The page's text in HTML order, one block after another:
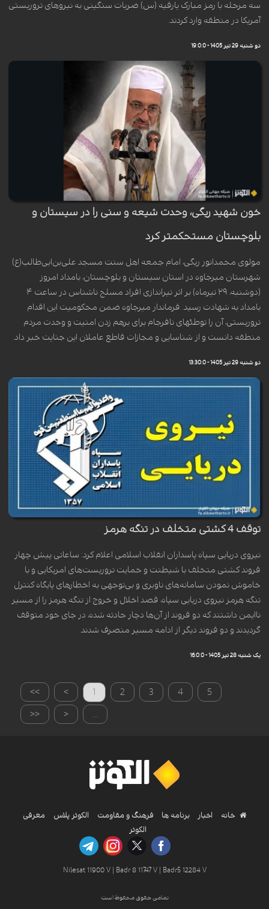
سه مرحله با رمز مبارک یارقیه (س) ضربات سنگینی به نیروهای تروریستی
آمریکا در منطقه وارد کردند.
دو شنبه 29 تیر 1405 - 19:0:0
خون شهید ریگی، وحدت شیعه و سنی را در سیستان و
بلوچستان مستحکمتر کرد
مولوی محمدانور ریگی، امام جمعه اهل سنت مسجد علی‌بن‌ابی‌طالب(ع)
شهرستان میرجاوه در استان سیستان و بلوچستان، بامداد امروز
(دوشنبه، ۲۹ تیرماه) بر اثر تیراندازی افراد مسلح ناشناس در ساعت ۴
بامداد به شهادت رسید. فرماندار میرجاوه ضمن محکومیت این اقدام
تروریستی، آن را توطئهای نافرجام برای برهم زدن امنیت و وحدت مردم
منطقه دانست و از شناسایی و مجازات قاطع عاملان این جنایت خبر داد.
دو شنبه 29 تیر 1405 - 13:30:0
توقف 4 کشتی متخلف در تنگه هرمز
نیروی دریایی سپاه پاسداران انقلاب‌ اسلامی اعلام کرد: ساعاتی پیش چهار
فروند کشتی متخلف با شیطنت و حمایت تروریست‌های امریکایی و با
خاموش نمودن سامانه‌های ناوبری و بی‌توجهی به اخطارهای پایگاه کنترل
تنگه هرمز نیروی دریایی سپاه، قصد اخلال و خروج از تنگه هرمز را از مسیر
ناایمن داشتند که دو فروند از آن‌ها دچار حادثه شده، در جای خود متوقف
گردیدند و دو فروند دیگر از ادامه مسیر منصرف شدند.
یک شنبه 28 تیر 1405 - 16:0:0
>> > 1 2 3 4 5
...
<
<<
خانه اخبار برنامه ها فرهنگ و مقاومت الکوثر پلاس
معرفی
الکوثر
Nilesat 11900 V | Badr 8 11747 V | Badr5 12284 V
تمامی حقوق محفوظ است